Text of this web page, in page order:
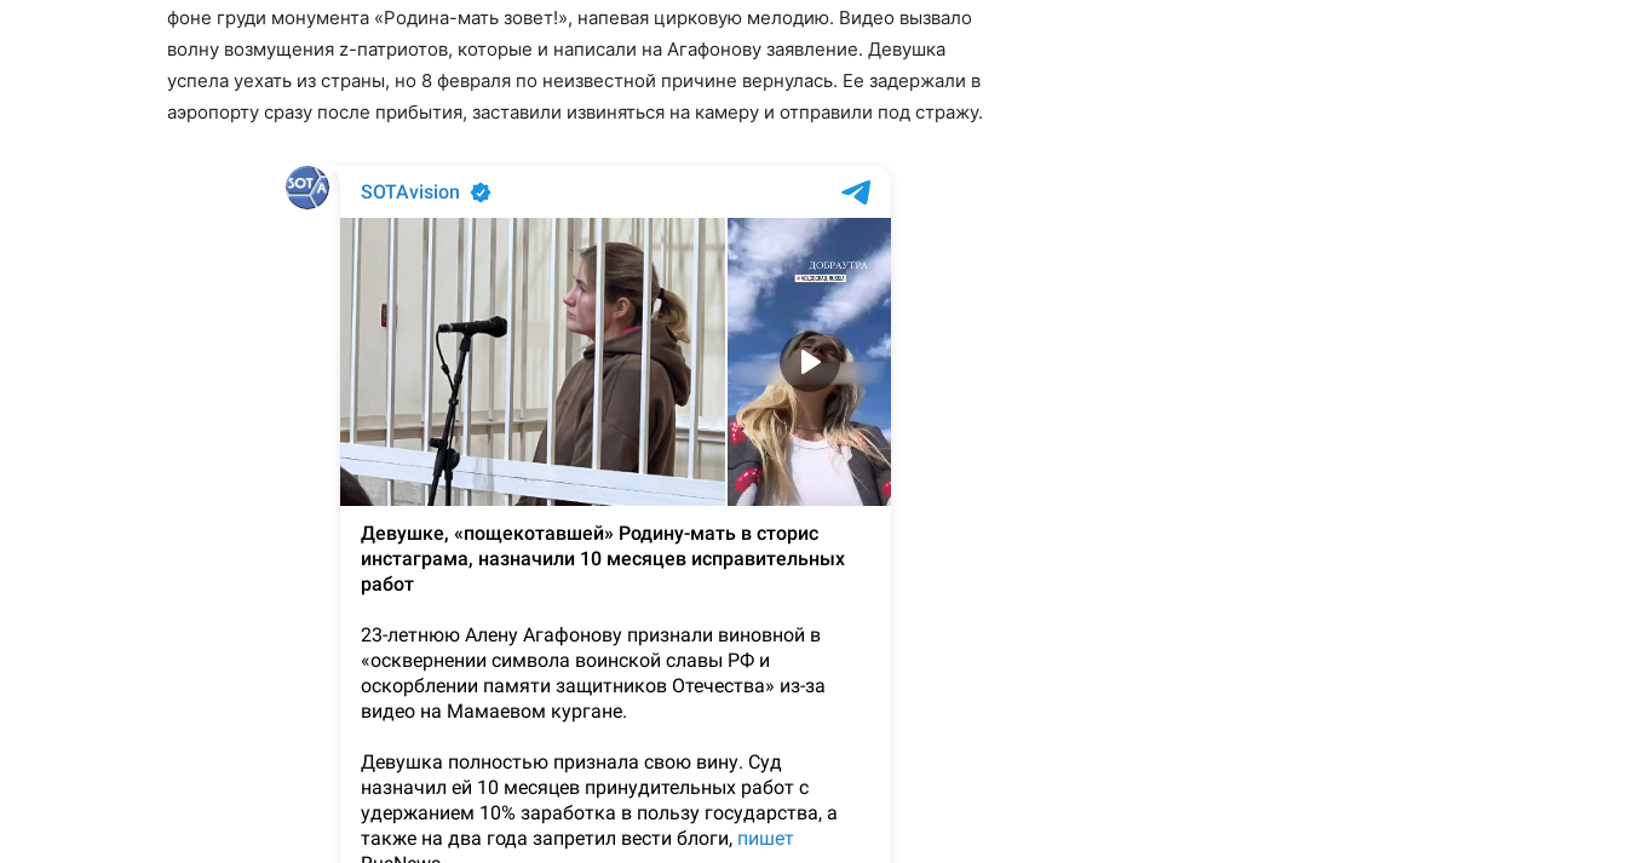
фоне груди монумента «Родина-мать зовет!», напевая цирковую мелодию. Видео вызвало
волну возмущения z-патриотов, которые и написали на Агафонову заявление. Девушка
успела уехать из страны, но 8 февраля по неизвестной причине вернулась. Ее задержали в
аэропорту сразу после прибытия, заставили извиняться на камеру и отправили под стражу.